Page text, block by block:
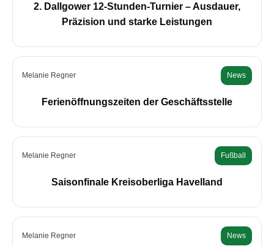
2. Dallgower 12-Stunden-Turnier – Ausdauer,
Präzision und starke Leistungen
Melanie Regner News
Ferienöffnungszeiten der Geschäftsstelle
Melanie Regner Fußball
Saisonfinale Kreisoberliga Havelland
Melanie Regner News